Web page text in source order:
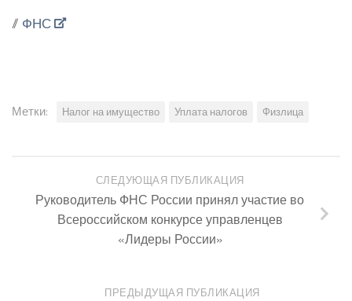
// ФНС
Метки: Налог на имущество Уплата налогов Физлица
СЛЕДУЮЩАЯ ПУБЛИКАЦИЯ
Руководитель ФНС России принял участие во
Всероссийском конкурсе управленцев
«Лидеры России»
ПРЕДЫДУЩАЯ ПУБЛИКАЦИЯ